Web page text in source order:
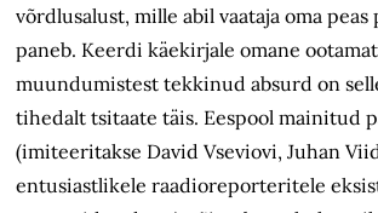
võrdlusalust, mille abil vaataja oma
paneb. Keerdi käekirjale omane
muundumistest tekkinud absurd on
tihedalt tsitaate täis. Eespool mainitud
(imiteeritakse David Vseviovi, Juhan
entusiastlikele raadioreporteritele